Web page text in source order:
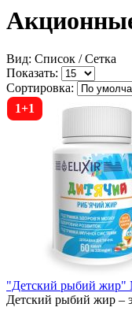
Вид: Список /Сетка
Показать:
Сортировка:
1+1
"Детский рыбий жир"
Детский рыбий жир –